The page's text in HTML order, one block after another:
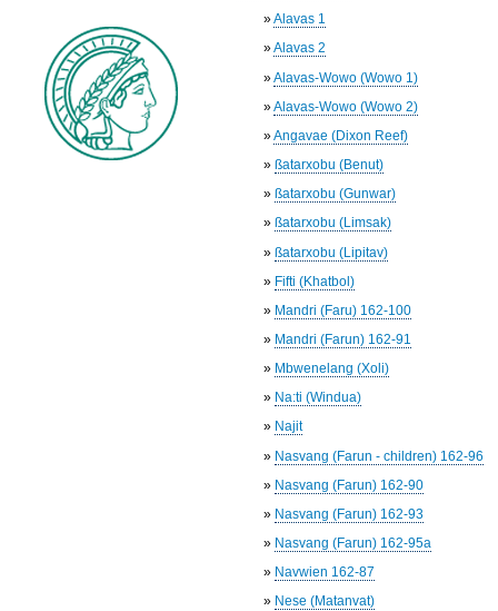
»Alavas 1
»Alavas 2
»Alavas-Wowo (Wowo 1)
»Alavas-Wowo (Wowo 2)
»Angavae (Dixon Reef)
»ßatarxobu (Benut)
»ßatarxobu (Gunwar)
»ßatarxobu (Limsak)
»ßatarxobu (Lipitav)
» Fifti (Khatbol)
» Mandri (Faru) 162-100
» Mandri (Farun) 162-91
» Mbwenelang (Xoli)
» Na:ti (Windua)
» Najit
» Nasvang (Farun - children) 162-96
» Nasvang (Farun) 162-90
» Nasvang (Farun) 162-93
» Nasvang (Farun) 162-95a
» Navwien 162-87
» Nese (Matanvat)